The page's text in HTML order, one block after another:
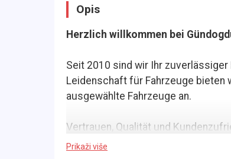
Opis
Herzlich willkommen bei
Seit 2010 sind wir Ihr
Leidenschaft für Fahrzeuge
ausgewählte Fahrzeuge an.
Vertrauen, Qualität und
darauf, Ihnen bei der Suche nach
Prikaži više